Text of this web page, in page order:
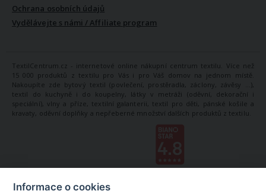
Ochrana osobních údajů
Vydělávejte s námi / Affiliate program
TextilCentrum.cz - internetové online nákupní centrum textilu. Více než
15 000 produktů z textilu pro Vás i pro Váš domov na jednom místě.
Nakoupíte zde bytový textil (povlečení, prostěradla, záclony, závěsy ...),
textil do kuchyně i do koupelny, látky v metráži (oděvní, dekorační i
speciální), vlny a příze, textilní galanterii, textil pro děti, pánské košile a
kravaty, oděvní doplňky a nepřeberné množství dalších produktů z textilu.
Informace o cookies